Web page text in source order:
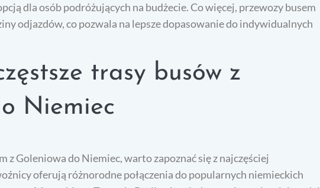
dla osób podróżujących na budżecie. Co więcej, przewozy busem
odjazdów, co pozwala na lepsze dopasowanie do indywidualnych
trasy busów z
Niemiec
z Goleniowa do Niemiec, warto zapoznać się z najczęściej
oferują różnorodne połączenia do popularnych niemieckich